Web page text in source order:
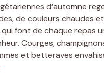
d’automne
de couleurs chaudes
font de chaque repas
Courges,
et betteraves